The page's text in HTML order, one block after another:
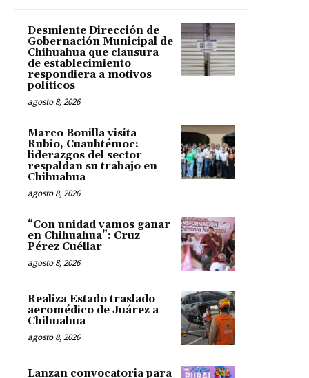
Desmiente Dirección de
Gobernación Municipal de
Chihuahua que clausura
de establecimiento
respondiera a motivos
políticos
agosto 8, 2026
Marco Bonilla visita
Rubio, Cuauhtémoc:
liderazgos del sector
respaldan su trabajo en
Chihuahua
agosto 8, 2026
“Con unidad vamos ganar
en Chihuahua”: Cruz
Pérez Cuéllar
agosto 8, 2026
Realiza Estado traslado
aeromédico de Juárez a
Chihuahua
agosto 8, 2026
Lanzan convocatoria para